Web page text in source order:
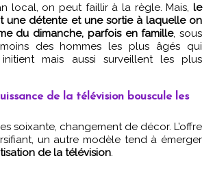
local, on peut faillir à la règle. Mais, le
une détente et une sortie à laquelle on
du dimanche, parfois en famille, sous
des hommes les plus âgés qui
initient mais aussi surveillent les plus
de la télévision bouscule les
un autre modèle tend à émerger
de la télévision.